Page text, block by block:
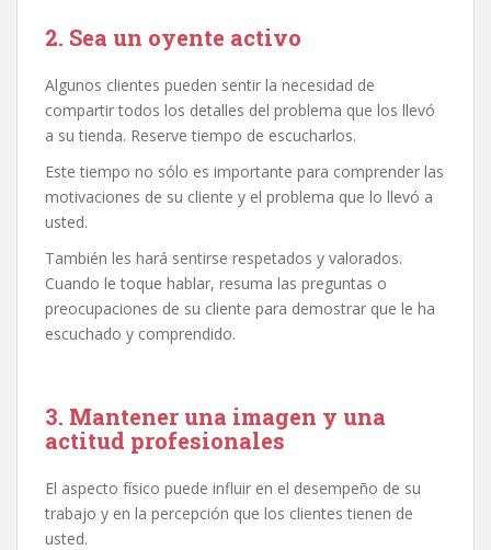
2. Sea un oyente activo
Algunos clientes pueden sentir la necesidad de
compartir todos los detalles del problema que los llevó
a su tienda. Reserve tiempo de escucharlos.
Este tiempo no sólo es importante para comprender las
motivaciones de su cliente y el problema que lo llevó a
usted.
También les hará sentirse respetados y valorados.
Cuando le toque hablar, resuma las preguntas o
preocupaciones de su cliente para demostrar que le ha
escuchado y comprendido.
3. Mantener una imagen y una
actitud profesionales
El aspecto físico puede influir en el desempeño de su
trabajo y en la percepción que los clientes tienen de
usted.